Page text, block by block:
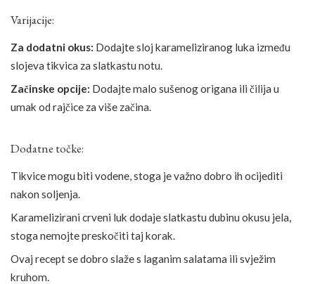
Varijacije:
Za dodatni okus: Dodajte sloj karameliziranog luka između
slojeva tikvica za slatkastu notu.
Začinske opcije: Dodajte malo sušenog origana ili čilija u
umak od rajčice za više začina.
Dodatne točke:
Tikvice mogu biti vodene, stoga je važno dobro ih ocijediti
nakon soljenja.
Karamelizirani crveni luk dodaje slatkastu dubinu okusu jela,
stoga nemojte preskočiti taj korak.
Ovaj recept se dobro slaže s laganim salatama ili svježim
kruhom.